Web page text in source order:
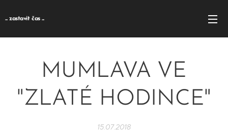
... zastavit čas ...
MUMLAVA VE
"ZLATÉ HODINCE"
15.07.2018